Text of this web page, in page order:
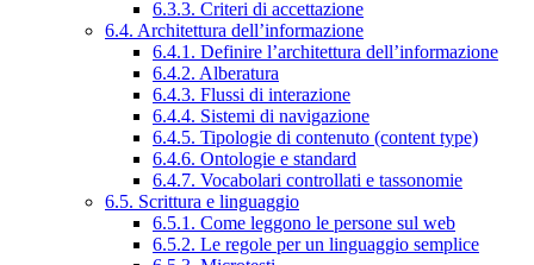
6.3.3. Criteri di accettazione
6.4. Architettura dell’informazione
6.4.1. Definire l’architettura dell’informazione
6.4.2. Alberatura
6.4.3. Flussi di interazione
6.4.4. Sistemi di navigazione
6.4.5. Tipologie di contenuto (content type)
6.4.6. Ontologie e standard
6.4.7. Vocabolari controllati e tassonomie
6.5. Scrittura e linguaggio
6.5.1. Come leggono le persone sul web
6.5.2. Le regole per un linguaggio semplice